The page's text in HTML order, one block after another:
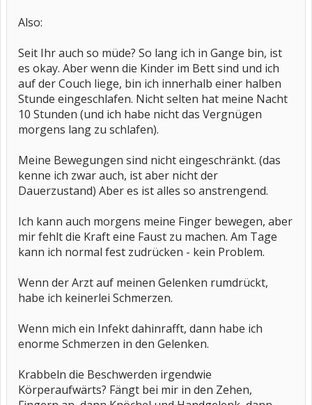
Also:
Seit Ihr auch so müde? So lang ich in Gange bin, ist
es okay. Aber wenn die Kinder im Bett sind und ich
auf der Couch liege, bin ich innerhalb einer halben
Stunde eingeschlafen. Nicht selten hat meine Nacht
10 Stunden (und ich habe nicht das Vergnügen
morgens lang zu schlafen).
Meine Bewegungen sind nicht eingeschränkt. (das
kenne ich zwar auch, ist aber nicht der
Dauerzustand) Aber es ist alles so anstrengend.
Ich kann auch morgens meine Finger bewegen, aber
mir fehlt die Kraft eine Faust zu machen. Am Tage
kann ich normal fest zudrücken - kein Problem.
Wenn der Arzt auf meinen Gelenken rumdrückt,
habe ich keinerlei Schmerzen.
Wenn mich ein Infekt dahinrafft, dann habe ich
enorme Schmerzen in den Gelenken.
Krabbeln die Beschwerden irgendwie
Körperaufwärts? Fängt bei mir in den Zehen,